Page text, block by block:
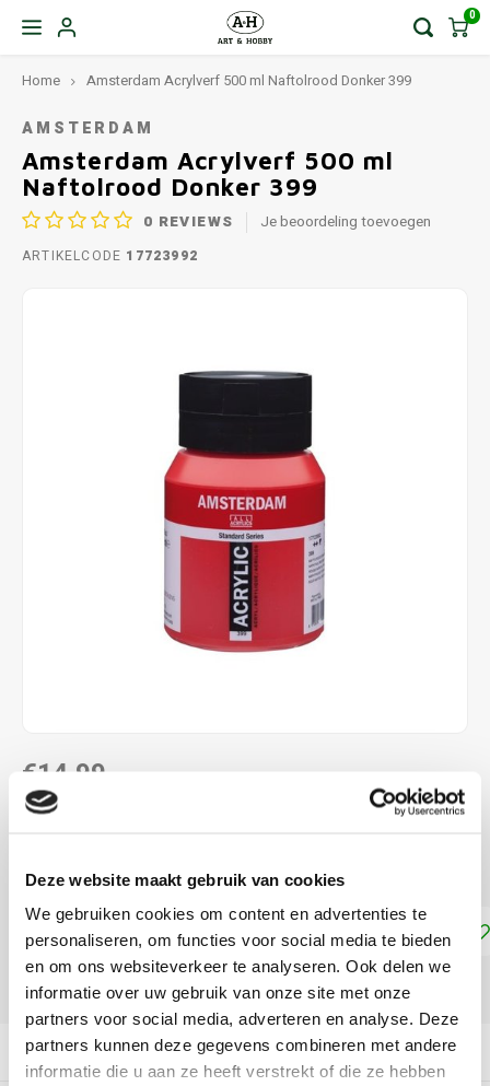
Deze website maakt gebruik van cookies
We gebruiken cookies om content en advertenties te
personaliseren, om functies voor social media te bieden
en om ons websiteverkeer te analyseren. Ook delen we
informatie over uw gebruik van onze site met onze
partners voor social media, adverteren en analyse. Deze
partners kunnen deze gegevens combineren met andere
informatie die u aan ze heeft verstrekt of die ze hebben
0
Home Amsterdam Acrylverf 500 ml Naftolrood Donker 399
AMSTERDAM
Amsterdam Acrylverf 500 ml
Naftolrood Donker 399
0 REVIEWS Je beoordeling toevoegen
ARTIKELCODE 17723992
€14,99
DIRECT LEVERBAAR
Dekkracht: Halfdekkend Lees meer
Toevoegen aan winkelwagen
DELEN:
Productomschrijving